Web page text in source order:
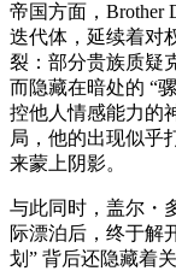
帝国方面，Brother
迭代体，延续着对
裂：部分贵族质疑
而隐藏在暗处的 “
控他人情感能力的
局，他的出现似乎
来蒙上阴影。
与此同时，盖尔・
际漂泊后，终于解
划” 背后还隐藏着